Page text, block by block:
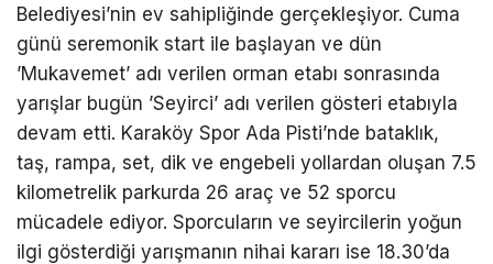
Youtube
Belediyesi’nin ev sahipliğinde gerçekleşiyor. Cuma
günü seremonik start ile başlayan ve dün
’Mukavemet’ adı verilen orman etabı sonrasında
yarışlar bugün ’Seyirci’ adı verilen gösteri etabıyla
devam etti. Karaköy Spor Ada Pisti’nde bataklık,
taş, rampa, set, dik ve engebeli yollardan oluşan 7.5
kilometrelik parkurda 26 araç ve 52 sporcu
mücadele ediyor. Sporcuların ve seyircilerin yoğun
ilgi gösterdiği yarışmanın nihai kararı ise 18.30’da